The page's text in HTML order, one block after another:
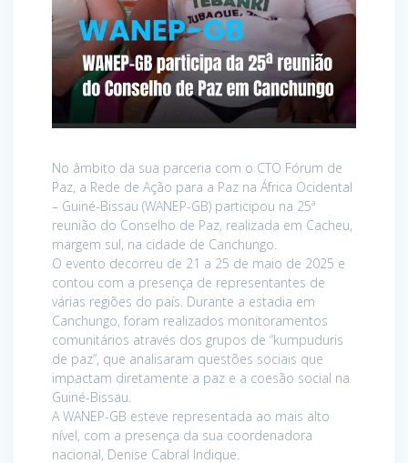
No âmbito da sua parceria com o CTO Fórum de
Paz, a Rede de Ação para a Paz na África Ocidental
– Guiné-Bissau (WANEP-GB) participou na 25ª
reunião do Conselho de Paz, realizada em Cacheu,
margem sul, na cidade de Canchungo.
O evento decorreu de 21 a 25 de maio de 2025 e
contou com a presença de representantes de
várias regiões do país. Durante a estadia em
Canchungo, foram realizados monitoramentos
comunitários através dos grupos de “kumpuduris
de paz”, que analisaram questões sociais que
impactam diretamente a paz e a coesão social na
Guiné-Bissau.
A WANEP-GB esteve representada ao mais alto
nível, com a presença da sua coordenadora
nacional, Denise Cabral Indique.